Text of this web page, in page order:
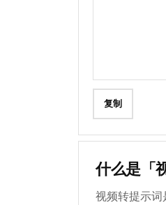
复制
什么是「
视频转提示